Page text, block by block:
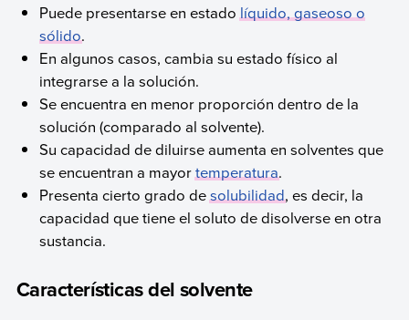
Puede presentarse en estado líquido, gaseoso o
sólido.
En algunos casos, cambia su estado físico al
integrarse a la solución.
Se encuentra en menor proporción dentro de la
solución (comparado al solvente).
Su capacidad de diluirse aumenta en solventes que
se encuentran a mayortemperatura.
Presenta cierto grado desolubilidad, es decir, la
capacidad que tiene el soluto de disolverse en otra
sustancia.
Características del solvente